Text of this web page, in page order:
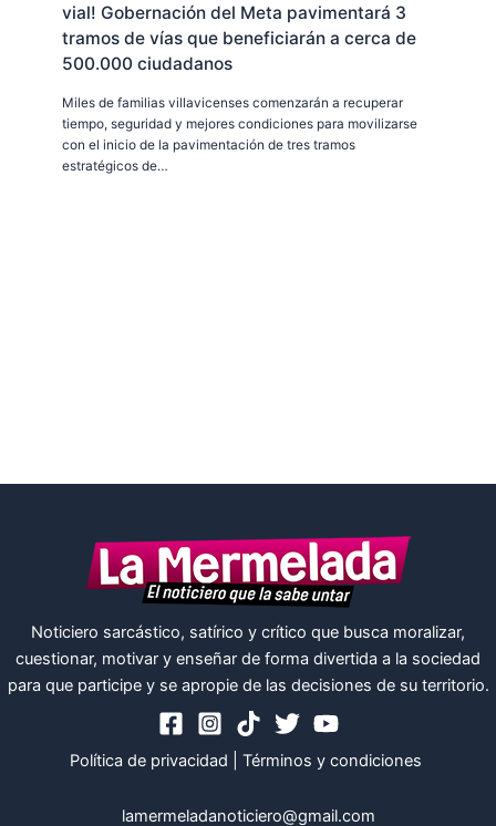
vial! Gobernación del Meta pavimentará 3
tramos de vías que beneficiarán a cerca de
500.000 ciudadanos
Miles de familias villavicenses comenzarán a recuperar
tiempo, seguridad y mejores condiciones para movilizarse
con el inicio de la pavimentación de tres tramos
estratégicos de…
Noticiero sarcástico, satírico y crítico que busca moralizar,
cuestionar, motivar y enseñar de forma divertida a la sociedad
para que participe y se apropie de las decisiones de su territorio.
Política de privacidad Términos y condiciones
lamermeladanoticiero@gmail.com